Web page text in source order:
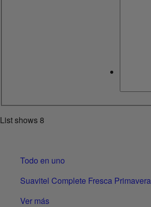
List shows8
Todo en uno
Suavitel Complete Fresca Primavera
Ver más